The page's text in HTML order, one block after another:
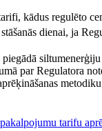
kādus regulēto
dienai, ja
par Regulatora
tarifu